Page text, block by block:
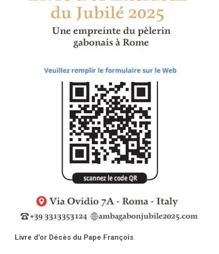
Livre d'or Décès du Pape François